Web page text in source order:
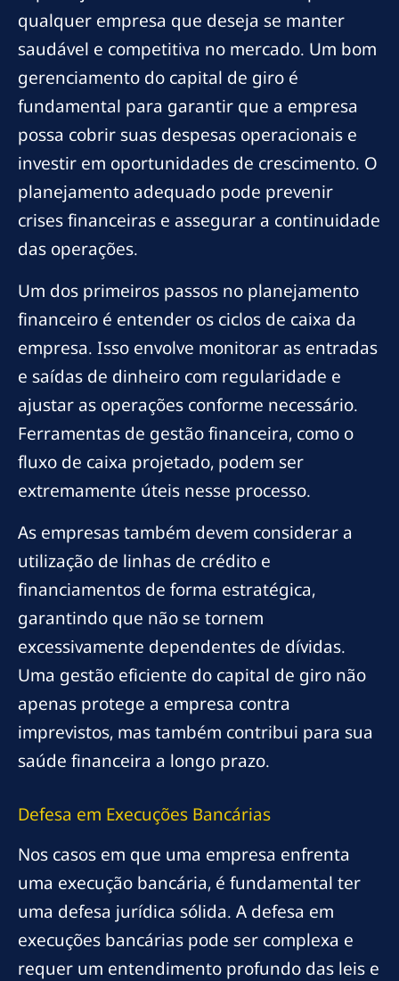
qualquer empresa que deseja se manter
saudável e competitiva no mercado. Um bom
gerenciamento do capital de giro é
fundamental para garantir que a empresa
possa cobrir suas despesas operacionais e
investir em oportunidades de crescimento. O
planejamento adequado pode prevenir
crises financeiras e assegurar a continuidade
das operações.
Um dos primeiros passos no planejamento
financeiro é entender os ciclos de caixa da
empresa. Isso envolve monitorar as entradas
e saídas de dinheiro com regularidade e
ajustar as operações conforme necessário.
Ferramentas de gestão financeira, como o
fluxo de caixa projetado, podem ser
extremamente úteis nesse processo.
As empresas também devem considerar a
utilização de linhas de crédito e
financiamentos de forma estratégica,
garantindo que não se tornem
excessivamente dependentes de dívidas.
Uma gestão eficiente do capital de giro não
apenas protege a empresa contra
imprevistos, mas também contribui para sua
saúde financeira a longo prazo.
Defesa em Execuções Bancárias
Nos casos em que uma empresa enfrenta
uma execução bancária, é fundamental ter
uma defesa jurídica sólida. A defesa em
execuções bancárias pode ser complexa e
requer um entendimento profundo das leis e